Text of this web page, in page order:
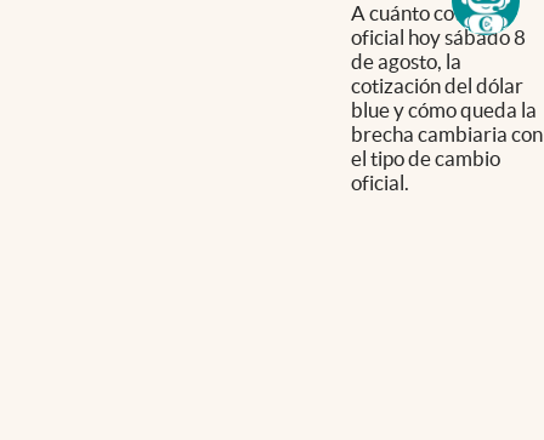
A cuánto cotiza el
oficial hoy sábado 8
de agosto, la
cotización del dólar
blue y cómo queda la
brecha cambiaria con
el tipo de cambio
oficial.